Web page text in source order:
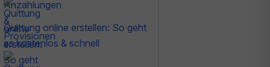
Quittung online erstellen: So geht
es kostenlos & schnell